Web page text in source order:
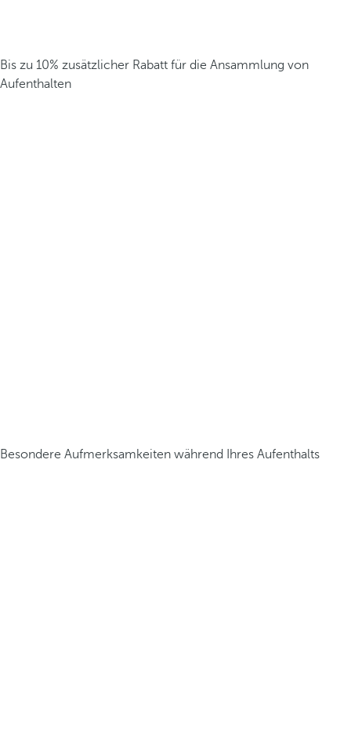
Bis zu 10% zusätzlicher Rabatt für die Ansammlung von
Aufenthalten
Besondere Aufmerksamkeiten während Ihres Aufenthalts